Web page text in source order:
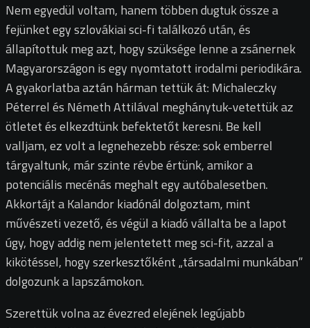
Nem egyedül voltam, hanem többen dugtuk össze a
fejünket egy szlovákiai sci-fi találkozó után, és
állapítottuk meg azt, hogy szüksége lenne a zsánernek
Magyarországon is egy nyomtatott irodalmi periodikára.
A gyakorlatba aztán hárman tettük át: Michaleczky
Péterrel és Németh Attilával meghánytuk-vetettük az
ötletet és elkezdtünk befektetőt keresni. Be kell
valljam, ez volt a legnehezebb része: sok emberrel
tárgyaltunk, már szinte révbe értünk, amikor a
potenciális mecénás meghalt egy autóbalesetben.
Akkortájt a Kalandor kiadónál dolgoztam, mint
művészeti vezető, és végül a kiadó vállalta be a lapot
úgy, hogy addig nem jelentetett meg sci-fit, azzal a
kikötéssel, hogy szerkesztőként „társadalmi munkában”
dolgozunk a lapszámokon.
Szerettük volna az évezred elejének legújabb